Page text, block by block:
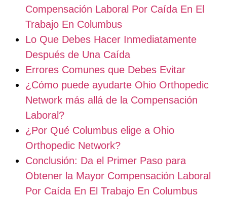
Compensación Laboral Por Caída En El
Trabajo En Columbus
Lo Que Debes Hacer Inmediatamente
Después de Una Caída
Errores Comunes que Debes Evitar
¿Cómo puede ayudarte Ohio Orthopedic
Network más allá de la Compensación
Laboral?
¿Por Qué Columbus elige a Ohio
Orthopedic Network?
Conclusión: Da el Primer Paso para
Obtener la Mayor Compensación Laboral
Por Caída En El Trabajo En Columbus